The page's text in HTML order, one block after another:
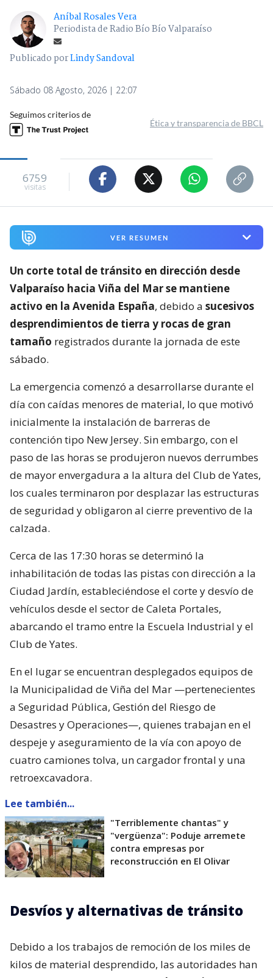
Aníbal Rosales Vera
Periodista de Radio Bío Bío Valparaíso
Publicado porLindy Sandoval
Sábado 08 Agosto, 2026 | 22:07
Seguimos criterios de
Ética y transparencia de BBCL
6759
visitas
VER RESUMEN
Un corte total de tránsito en dirección desde
Valparaíso hacia Viña del Mar se mantiene
activo en la Avenida España, debido a sucesivos
desprendimientos de tierra y rocas de gran
tamaño registrados durante la jornada de este
sábado.
La emergencia comenzó a desarrollarse durante el
día con caídas menores de material, lo que motivó
inicialmente la instalación de barreras de
contención tipo New Jersey. Sin embargo, con el
paso de las horas se produjeron nuevos derrumbes
de mayor envergadura a la altura del Club de Yates,
los cuales terminaron por desplazar las estructuras
de seguridad y obligaron al cierre preventivo de la
calzada.
Cerca de las 17:30 horas se determinó la
inhabilitación de todas las pistas con dirección a la
Ciudad Jardín, estableciéndose el corte y desvío de
vehículos desde el sector de Caleta Portales,
abarcando el tramo entre la Escuela Industrial y el
Club de Yates.
En el lugar se encuentran desplegados equipos de
la Municipalidad de Viña del Mar —pertenecientes
a Seguridad Pública, Gestión del Riesgo de
Desastres y Operaciones—, quienes trabajan en el
despeje y aseguramiento de la vía con apoyo de
cuatro camiones tolva, un cargador frontal y una
retroexcavadora.
Lee también...
"Terriblemente chantas" y
"vergüenza": Poduje arremete
contra empresas por
reconstrucción en El Olivar
Desvíos y alternativas de tránsito
Debido a los trabajos de remoción de los miles de
kilos de material desprendido, las autoridades han